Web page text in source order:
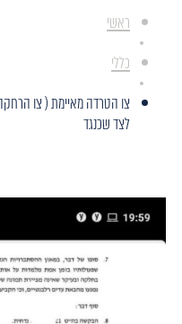
ראשי
כללי
צו הטרדה מאיימת ( צו
לצד שכנגד